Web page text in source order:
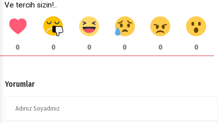
Ve tercih sizin!..
0 0 0 0 0 0
Yorumlar